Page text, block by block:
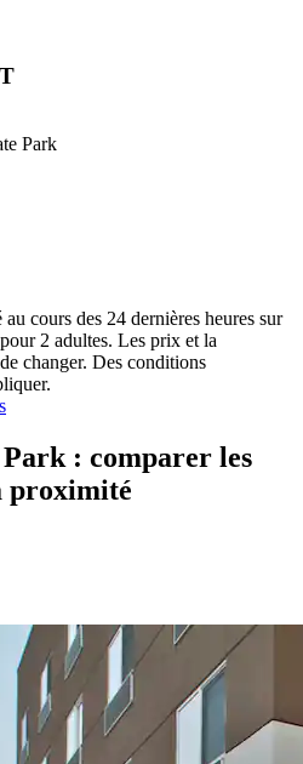
Park
cours des 24 dernières heures sur
2 adultes. Les prix et la
changer. Des conditions
: comparer les
proximité